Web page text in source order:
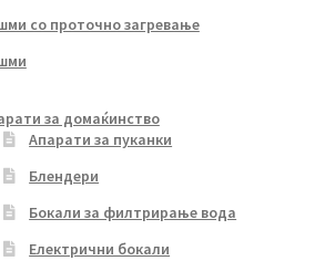
со проточно загревање
за домаќинство
Апарати за пуканки
Блендери
Бокали за филтрирање вода
Електрични бокали